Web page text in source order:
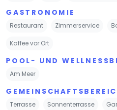
GASTRONOMIE
Restaurant Zimmerservice
Kaffee vor Ort
POOL- UND
Am Meer
Terrasse Sonnenterrasse